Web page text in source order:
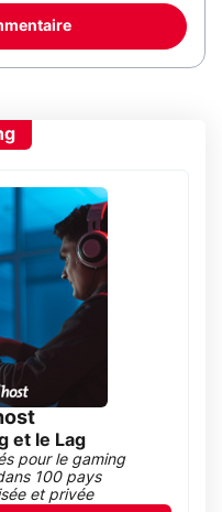
et le Lag
pour le gaming
100 pays
et privée